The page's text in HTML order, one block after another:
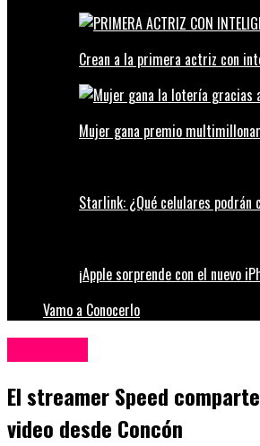
Crean a la primera actriz con
Mujer gana premio
Starlink: ¿Qué celulares
¡Apple sorprende con el nuevo
Vamo a Conocerlo
El streamer Speed
video desde Concón